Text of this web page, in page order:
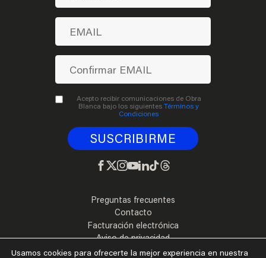
Preguntas frecuentes
Contacto
Facturación electrónica
Aviso de privacidad
Términos y Condiciones
Acepto recibir comunicaciones de Obra
Blanca bajo los siguientesTérminos y
Condiciones
Usamos cookies para ofrecerte la mejor experiencia en nuestra